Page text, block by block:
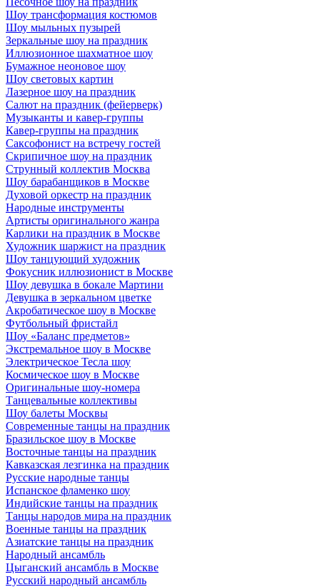
Шоу трансформация костюмов
Шоу мыльных пузырей
Зеркальные шоу на праздник
Иллюзионное шахматное шоу
Бумажное неоновое шоу
Шоу световых картин
Лазерное шоу на праздник
Салют на праздник (фейерверк)
Музыканты и кавер-группы
Кавер-группы на праздник
Саксофонист на встречу гостей
Скрипичное шоу на праздник
Струнный коллектив Москва
Шоу барабанщиков в Москве
Духовой оркестр на праздник
Народные инструменты
Артисты оригинального жанра
Карлики на праздник в Москве
Художник шаржист на праздник
Шоу танцующий художник
Фокусник иллюзионист в Москве
Шоу девушка в бокале Мартини
Девушка в зеркальном цветке
Акробатическое шоу в Москве
Футбольный фристайл
Шоу «Баланс предметов»
Экстремальное шоу в Москве
Электрическое Тесла шоу
Космическое шоу в Москве
Оригинальные шоу-номера
Танцевальные коллективы
Шоу балеты Москвы
Современные танцы на праздник
Бразильское шоу в Москве
Восточные танцы на праздник
Кавказская лезгинка на праздник
Русские народные танцы
Испанское фламенко шоу
Индийские танцы на праздник
Танцы народов мира на праздник
Военные танцы на праздник
Азиатские танцы на праздник
Народный ансамбль
Цыганский ансамбль в Москве
Русский народный ансамбль